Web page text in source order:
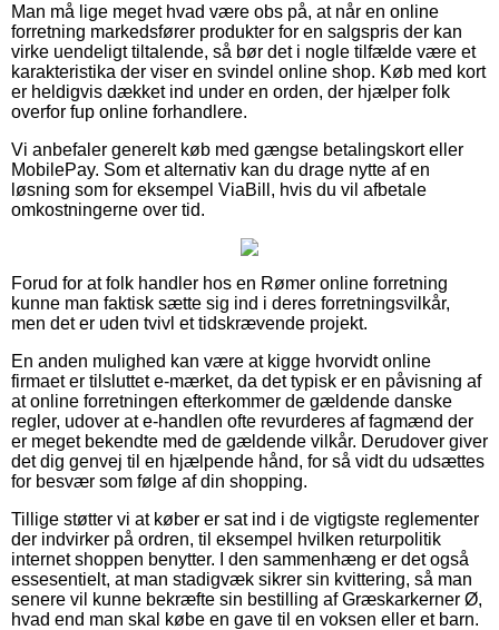
Man må lige meget hvad være obs på, at når en online
forretning markedsfører produkter for en salgspris der kan
virke uendeligt tiltalende, så bør det i nogle tilfælde være et
karakteristika der viser en svindel online shop. Køb med kort
er heldigvis dækket ind under en orden, der hjælper folk
overfor fup online forhandlere.
Vi anbefaler generelt køb med gængse betalingskort eller
MobilePay. Som et alternativ kan du drage nytte af en
løsning som for eksempel ViaBill, hvis du vil afbetale
omkostningerne over tid.
Forud for at folk handler hos en Rømer online forretning
kunne man faktisk sætte sig ind i deres forretningsvilkår,
men det er uden tvivl et tidskrævende projekt.
En anden mulighed kan være at kigge hvorvidt online
firmaet er tilsluttet e-mærket, da det typisk er en påvisning af
at online forretningen efterkommer de gældende danske
regler, udover at e-handlen ofte revurderes af fagmænd der
er meget bekendte med de gældende vilkår. Derudover giver
det dig genvej til en hjælpende hånd, for så vidt du udsættes
for besvær som følge af din shopping.
Tillige støtter vi at køber er sat ind i de vigtigste reglementer
der indvirker på ordren, til eksempel hvilken returpolitik
internet shoppen benytter. I den sammenhæng er det også
essesentielt, at man stadigvæk sikrer sin kvittering, så man
senere vil kunne bekræfte sin bestilling af Græskarkerner Ø,
hvad end man skal købe en gave til en voksen eller et barn.